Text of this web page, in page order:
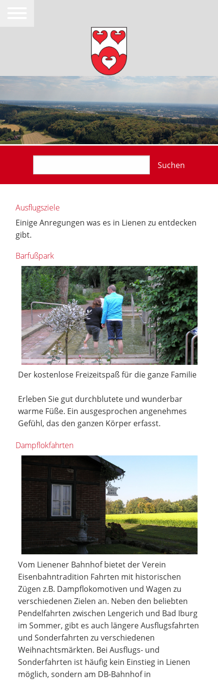
Suchen
Ausflugsziele
Einige Anregungen was es in Lienen zu entdecken
gibt.
Barfußpark
Der kostenlose Freizeitspaß für die ganze Familie
Erleben Sie gut durchblutete und wunderbar
warme Füße. Ein ausgesprochen angenehmes
Gefühl, das den ganzen Körper erfasst.
Dampflokfahrten
Vom Lienener Bahnhof bietet der Verein
Eisenbahntradition Fahrten mit historischen
Zügen z.B. Dampflokomotiven und Wagen zu
verschiedenen Zielen an. Neben den beliebten
Pendelfahrten zwischen Lengerich und Bad Iburg
im Sommer, gibt es auch längere Ausflugsfahrten
und Sonderfahrten zu verschiedenen
Weihnachtsmärkten. Bei Ausflugs- und
Sonderfahrten ist häufig kein Einstieg in Lienen
möglich, sondern am DB-Bahnhof in